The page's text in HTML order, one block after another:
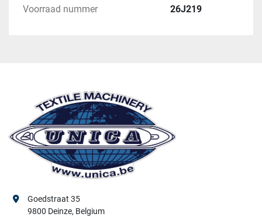
Voorraad nummer 26J219
Goedstraat 35
9800 Deinze, Belgium